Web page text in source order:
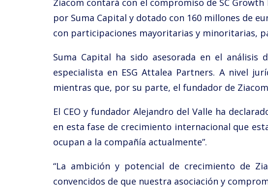
Ziacom contará con el compromiso de SC
por Suma Capital y dotado con 160 millones de
con participaciones mayoritarias y minoritarias,
Suma Capital ha sido asesorada en el
especialista en ESG Attalea Partners. A nivel
mientras que, por su parte, el fundador de
El CEO y fundador Alejandro del Valle ha
en esta fase de crecimiento internacional que
ocupan a la compañía actualmente”.
“La ambición y potencial de crecimiento de
convencidos de que nuestra asociación y